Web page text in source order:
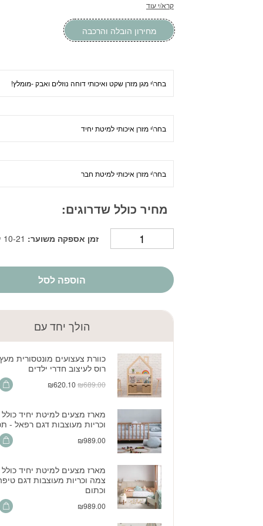
קרא/י עוד
מחירון הובלה והרכבה
מחיר כולל שדרוגים:
זמן אספקה משוער: 10-21 ימי עסקים
הוספה לסל
הולך יחד עם
כוורת צעצועים מונטסורית
רוס לעיצוב חדרי ילדים
₪689.00
המחיר
₪689.00.
₪620.10
₪620.10.
מארז מצעים למיטת יחיד
וכריות מעוצבות דגם רפאל -
₪989.00
מארז מצעים למיטת יחיד
צמה וכריות מעוצבות דגם
וכתום
₪989.00